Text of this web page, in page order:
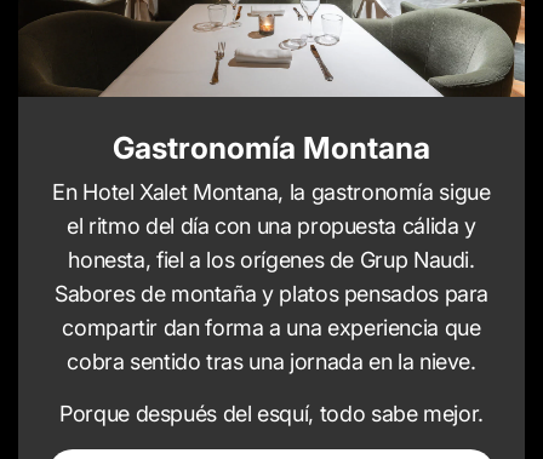
Gastronomía Montana
En Hotel Xalet Montana, la gastronomía sigue
el ritmo del día con una propuesta cálida y
honesta, fiel a los orígenes de Grup Naudi.
Sabores de montaña y platos pensados para
compartir dan forma a una experiencia que
cobra sentido tras una jornada en la nieve.
Porque después del esquí, todo sabe mejor.